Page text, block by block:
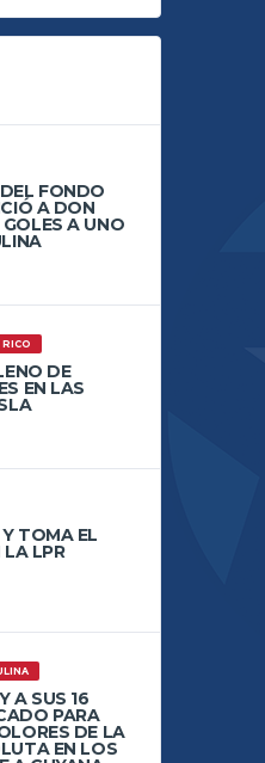
FONDO
A DON
A UNO
RICO
DE
EN LAS
TOMA EL
LA LPR
A SUS 16
PARA
DE LA
EN LOS